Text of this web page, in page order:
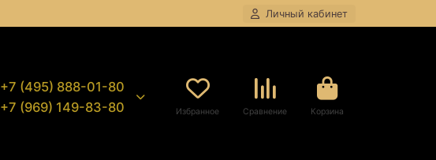
Личный кабинет
+7 (495) 888-01-80
+7 (969) 149-83-80
Избранное Сравнение Корзина